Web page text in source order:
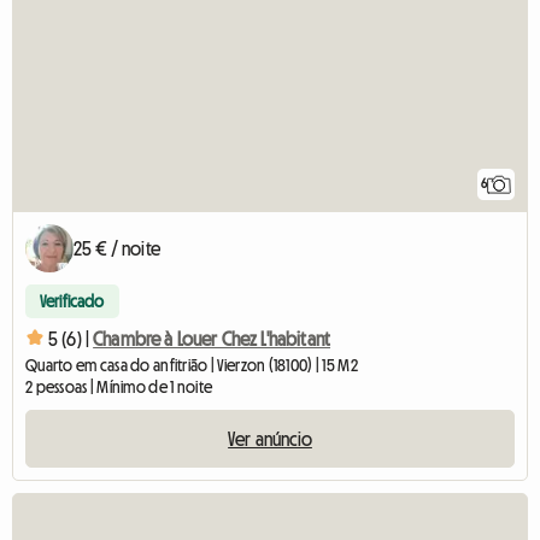
6
25 € / noite
Verificado
5 (6) | Chambre à Louer Chez L'habitant
Quarto em casa do anfitrião | Vierzon (18100) | 15 M2
2 pessoas | Mínimo de 1 noite
Ver anúncio